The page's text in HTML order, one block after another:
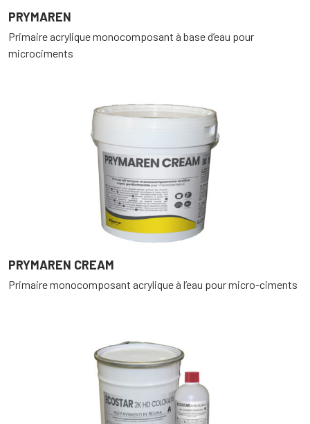
PRYMAREN
Primaire acrylique monocomposant à base d’eau pour
microciments
PRYMAREN CREAM
Primaire monocomposant acrylique à l’eau pour micro-ciments